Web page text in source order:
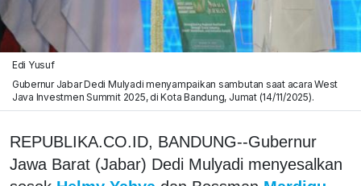
Edi Yusuf
Gubernur Jabar Dedi Mulyadi menyampaikan sambutan saat acara West
Java Investmen Summit 2025, di Kota Bandung, Jumat (14/11/2025).
REPUBLIKA.CO.ID, BANDUNG--Gubernur
Jawa Barat (Jabar) Dedi Mulyadi menyesalkan